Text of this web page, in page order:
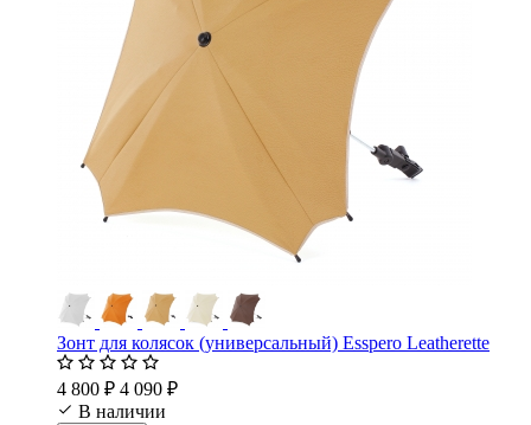
Зонт для колясок (универсальный) Esspero Leatherette
4 800 ₽ 4 090 ₽
В наличии